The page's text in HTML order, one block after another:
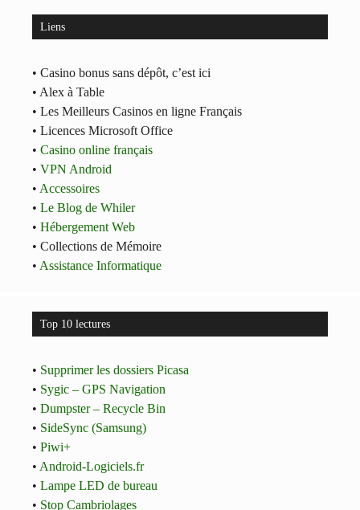
Liens
• Casino bonus sans dépôt, c’est ici
• Alex à Table
• Les Meilleurs Casinos en ligne Français
• Licences Microsoft Office
• Casino online français
• VPN Android
• Accessoires
• Le Blog de Whiler
• Hébergement Web
• Collections de Mémoire
• Assistance Informatique
Top 10 lectures
• Supprimer les dossiers Picasa
• Sygic – GPS Navigation
• Dumpster – Recycle Bin
• SideSync (Samsung)
• Piwi+
• Android-Logiciels.fr
• Lampe LED de bureau
• Stop Cambriolages